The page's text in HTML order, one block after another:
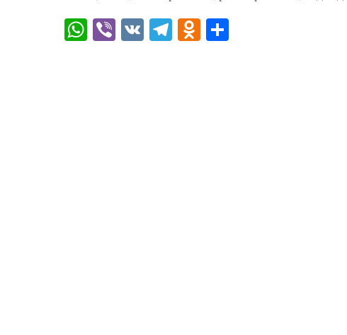
WhatsApp
Viber
VK Telegram
Odnoklassniki